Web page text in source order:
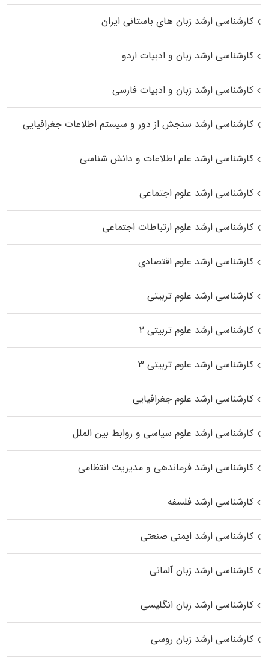
کارشناسی ارشد زبان‌ های باستانی ایران
کارشناسی ارشد زبان و ادبیات اردو
کارشناسی ارشد زبان و ادبیات فارسی
کارشناسی ارشد سنجش از دور و سیستم اطلاعات جغرافیایی
کارشناسی ارشد علم اطلاعات و دانش شناسی
کارشناسی ارشد علوم اجتماعی
کارشناسی ارشد علوم ارتباطات اجتماعی
کارشناسی ارشد علوم اقتصادی
کارشناسی ارشد علوم تربیتی
کارشناسی ارشد علوم تربیتی ۲
کارشناسی ارشد علوم تربیتی ۳
کارشناسی ارشد علوم جغرافیایی
کارشناسی ارشد علوم سیاسی و روابط بین الملل
کارشناسی ارشد فرماندهی و مدیریت انتظامی
کارشناسی ارشد فلسفه
کارشناسی ارشد ایمنی صنعتی
کارشناسی ارشد زبان آلمانی
کارشناسی ارشد زبان انگلیسی
کارشناسی ارشد زبان روسی